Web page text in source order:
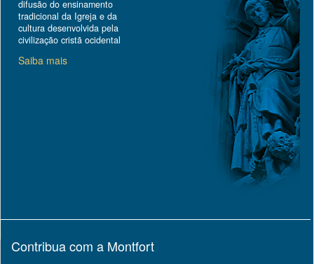
difusão do ensinamento
tradicional da Igreja e da
cultura desenvolvida pela
civilização cristã ocidental
Saiba mais
Contribua com a Montfort